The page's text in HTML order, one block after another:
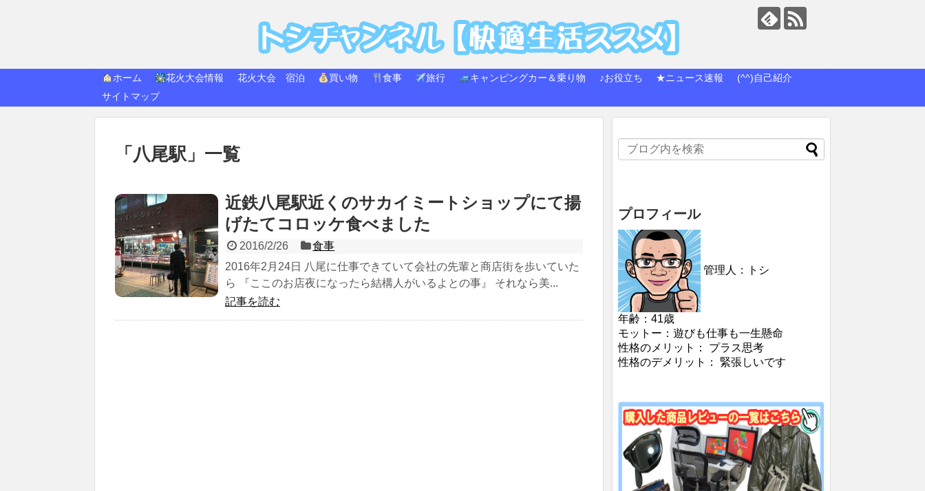
ホーム 花火大会情報 花火大会 宿泊 買い物 食事 旅行 キャンピングカー＆乗り物 ♪お役立ち ★ニュース速報
(^^)自己紹介
サイトマップ
「 八尾駅 」 一覧
近鉄八尾駅近くのサカイミートショップにて揚
げたてコロッケ食べました
2016/2/26
食事
2016年2月24日 八尾に仕事できていて会社の先輩と商店街を歩いていた
ら 『ここのお店夜になったら結構人がいるよとの事』 それなら美...
記事を読む
プロフィール
管理人：トシ
年齢：41歳
モットー：遊びも仕事も一生懸命
性格のメリット： プラス思考
性格のデメリット： 緊張しいです